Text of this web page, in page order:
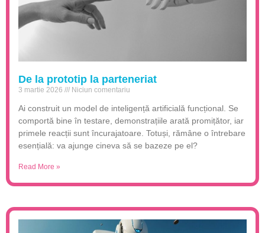
De la prototip la parteneriat
3 martie 2026 Niciun comentariu
Ai construit un model de inteligență artificială funcțional. Se
comportă bine în testare, demonstrațiile arată promițător, iar
primele reacții sunt încurajatoare. Totuși, rămâne o întrebare
esențială: va ajunge cineva să se bazeze pe el?
Read More »